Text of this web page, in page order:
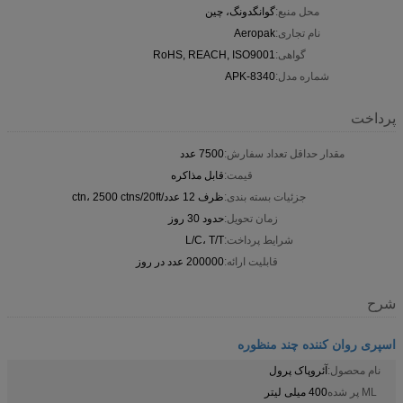
محل منبع:گوانگدونگ، چین
نام تجاری:Aeropak
گواهی:RoHS, REACH, ISO9001
شماره مدل:APK-8340
پرداخت
مقدار حداقل تعداد سفارش:7500 عدد
قیمت:قابل مذاکره
جزئیات بسته بندی:ظرف 12 عدد/ctn، 2500 ctns/20ft
زمان تحویل:حدود 30 روز
شرایط پرداخت:L/C، T/T
قابلیت ارائه:200000 عدد در روز
شرح
اسپری روان کننده چند منظوره
نام محصول:آئروپاک پرول
ML پر شده400 میلی لیتر